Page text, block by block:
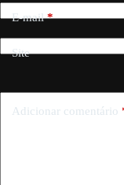
E-mail*
Site
Adicionar comentário